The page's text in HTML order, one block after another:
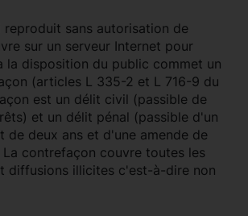
reproduit sans autorisation de
sur un serveur Internet pour
la disposition du public commet un
(articles L 335-2 et L 716-9 du
est un délit civil (passible de
et un délit pénal (passible d'un
de deux ans et d'une amende de
contrefaçon couvre toutes les
diffusions illicites c'est-à-dire non